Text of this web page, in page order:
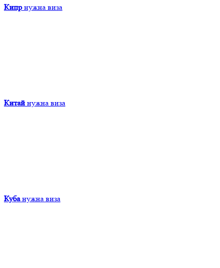
Кипр нужна виза
Китай нужна виза
Куба нужна виза